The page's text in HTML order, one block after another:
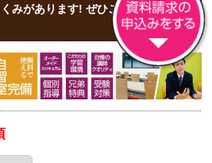
くみがあります! ぜひご